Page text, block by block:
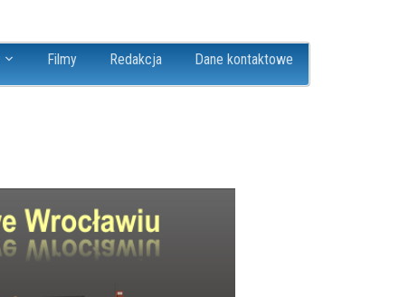
Filmy Redakcja Dane kontaktowe